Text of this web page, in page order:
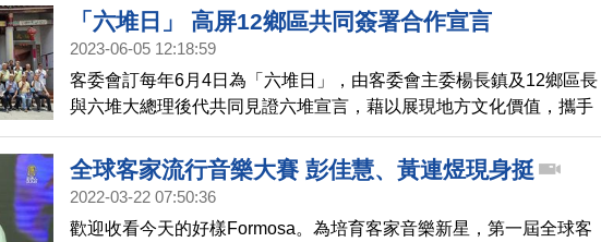
步車和客庄遊戰等19項競賽，展現客家文化運動賽事的活力。
「六堆日」 高屏12鄉區共同簽署合作宣言
2023-06-05 12:18:59
客委會訂每年6月4日為「六堆日」，由客委會主委楊長鎮及12鄉區長
與六堆大總理後代共同見證六堆宣言，藉以展現地方文化價值，攜手
共創在地富庶豐饒且文化底蘊深厚的六堆。客委會也在六堆忠義祠舉
行六堆旗升旗典禮，緬懷客家先祖。
全球客家流行音樂大賽 彭佳慧、黃連煜現身挺
2022-03-22 07:50:36
歡迎收看今天的好樣Formosa。為培育客家音樂新星，第一屆全球客